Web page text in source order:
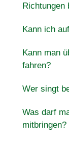
Richtungen
Kann ich
Kann man
fahren?
Wer singt
Was darf
mitbringen?